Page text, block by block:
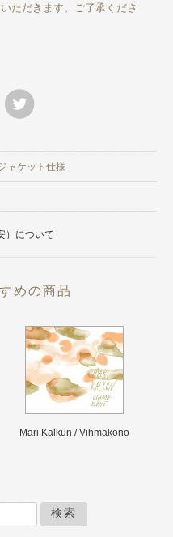
ただきます。ご了承くださ
ャケット仕様
）について
めの商品
Mari Kalkun / Vihmakono
検索